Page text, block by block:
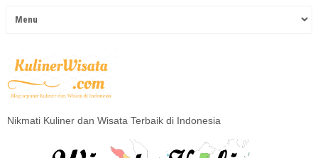
Nikmati Kuliner dan Wisata Terbaik di Indonesia